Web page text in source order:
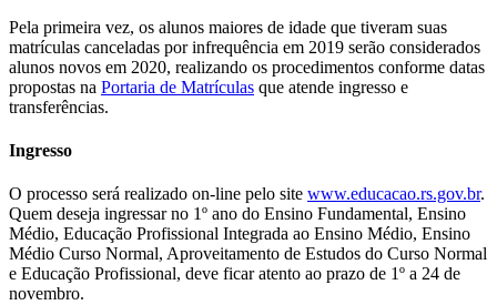
Pela primeira vez, os alunos maiores de idade que tiveram suas
matrículas canceladas por infrequência em 2019 serão considerados
alunos novos em 2020, realizando os procedimentos conforme datas
propostas na Portaria de Matrículas que atende ingresso e
transferências.
Ingresso
O processo será realizado on-line pelo site www.educacao.rs.gov.br.
Quem deseja ingressar no 1º ano do Ensino Fundamental, Ensino
Médio, Educação Profissional Integrada ao Ensino Médio, Ensino
Médio Curso Normal, Aproveitamento de Estudos do Curso Normal
e Educação Profissional, deve ficar atento ao prazo de 1º a 24 de
novembro.